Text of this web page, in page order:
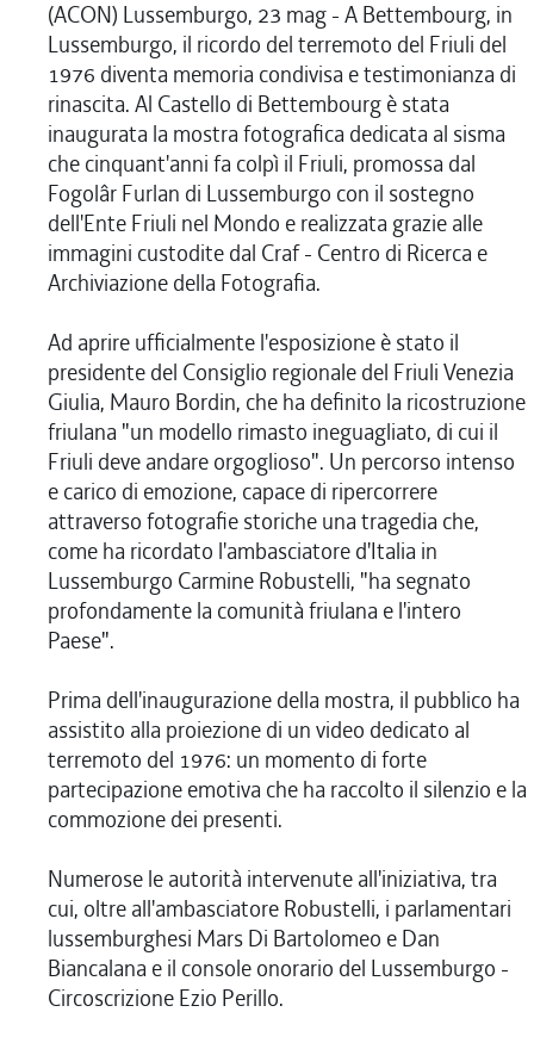
(ACON) Lussemburgo, 23 mag - A Bettembourg, in
Lussemburgo, il ricordo del terremoto del Friuli del
1976 diventa memoria condivisa e testimonianza di
rinascita. Al Castello di Bettembourg è stata
inaugurata la mostra fotografica dedicata al sisma
che cinquant'anni fa colpì il Friuli, promossa dal
Fogolâr Furlan di Lussemburgo con il sostegno
dell'Ente Friuli nel Mondo e realizzata grazie alle
immagini custodite dal Craf - Centro di Ricerca e
Archiviazione della Fotografia.
Ad aprire ufficialmente l'esposizione è stato il
presidente del Consiglio regionale del Friuli Venezia
Giulia, Mauro Bordin, che ha definito la ricostruzione
friulana "un modello rimasto ineguagliato, di cui il
Friuli deve andare orgoglioso". Un percorso intenso
e carico di emozione, capace di ripercorrere
attraverso fotografie storiche una tragedia che,
come ha ricordato l'ambasciatore d'Italia in
Lussemburgo Carmine Robustelli, "ha segnato
profondamente la comunità friulana e l'intero
Paese".
Prima dell'inaugurazione della mostra, il pubblico ha
assistito alla proiezione di un video dedicato al
terremoto del 1976: un momento di forte
partecipazione emotiva che ha raccolto il silenzio e la
commozione dei presenti.
Numerose le autorità intervenute all'iniziativa, tra
cui, oltre all'ambasciatore Robustelli, i parlamentari
lussemburghesi Mars Di Bartolomeo e Dan
Biancalana e il console onorario del Lussemburgo -
Circoscrizione Ezio Perillo.